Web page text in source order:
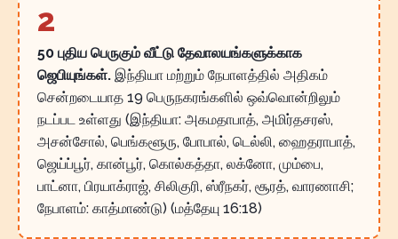
2
50 புதிய பெருகும் வீட்டு தேவாலயங்களுக்காக
ஜெபியுங்கள். இந்தியா மற்றும் நேபாளத்தில் அதிகம்
சென்றடையாத 19 பெருநகரங்களில் ஒவ்வொன்றிலும்
நடப்பட உள்ளது (இந்தியா: அகமதாபாத், அமிர்தசரஸ்,
அசன்சோல், பெங்களூரு, போபால், டெல்லி, ஹைதராபாத்,
ஜெய்ப்பூர், கான்பூர், கொல்கத்தா, லக்னோ, மும்பை,
பாட்னா, பிரயாக்ராஜ், சிலிகுரி, ஸ்ரீநகர், சூரத், வாரணாசி;
நேபாளம்: காத்மாண்டு) (மத்தேயு 16:18)